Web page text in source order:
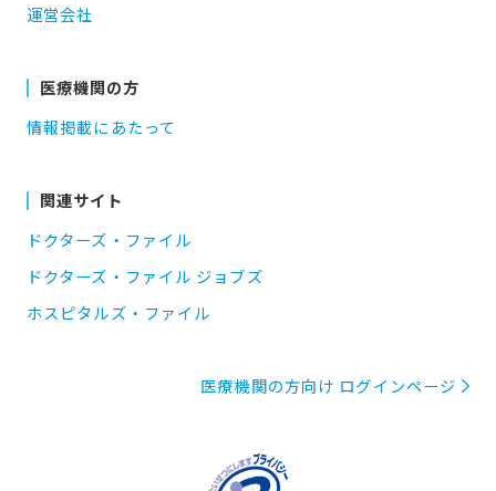
運営会社
医療機関の方
情報掲載にあたって
関連サイト
ドクターズ・ファイル
ドクターズ・ファイル ジョブズ
ホスピタルズ・ファイル
医療機関の方向け ログインページ